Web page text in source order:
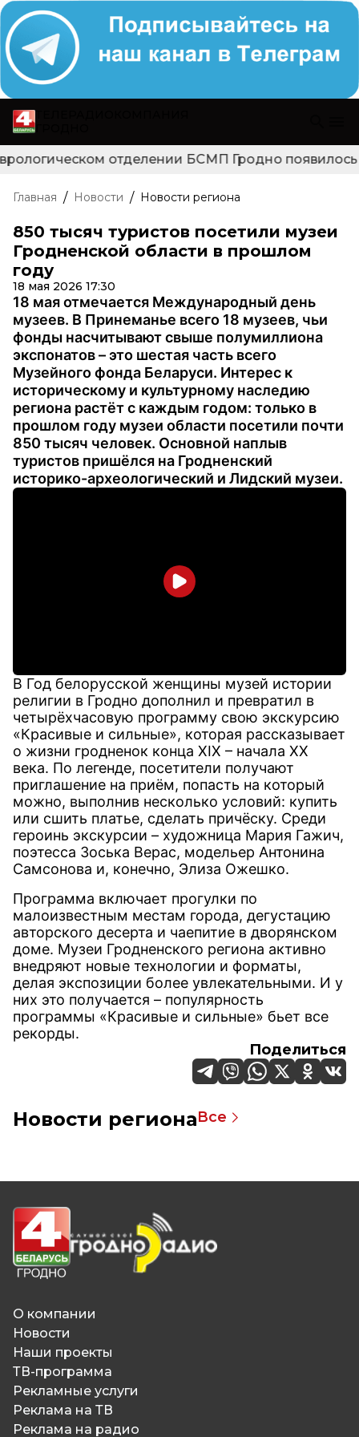
отделении БСМП Гродно появилось
Главная / Новости / Новости региона
850 тысяч туристов посетили музеи
Гродненской области в прошлом
году
18 мая 2026 17:30
18 мая отмечается Международный день
музеев. В Принеманье всего 18 музеев, чьи
фонды насчитывают свыше полумиллиона
экспонатов – это шестая часть всего
Музейного фонда Беларуси. Интерес к
историческому и культурному наследию
региона растёт с каждым годом: только в
прошлом году музеи области посетили почти
850 тысяч человек. Основной наплыв
туристов пришёлся на Гродненский
историко-археологический и Лидский музеи.
В Год белорусской женщины музей истории
религии в Гродно дополнил и превратил в
четырёхчасовую программу свою экскурсию
«Красивые и сильные», которая рассказывает
о жизни гродненок конца XIX – начала XX
века. По легенде, посетители получают
приглашение на приём, попасть на который
можно, выполнив несколько условий: купить
или сшить платье, сделать причёску. Среди
героинь экскурсии – художница Мария Гажич,
поэтесса Зоська Верас, модельер Антонина
Самсонова и, конечно, Элиза Ожешко.
Программа включает прогулки по
малоизвестным местам города, дегустацию
авторского десерта и чаепитие в дворянском
доме. Музеи Гродненского региона активно
внедряют новые технологии и форматы,
делая экспозиции более увлекательными. И у
них это получается – популярность
программы «Красивые и сильные» бьет все
рекорды.
Поделиться
Новости регионаВсе
О компании
Новости
Наши проекты
ТВ-программа
Рекламные услуги
Реклама на ТВ
Реклама на радио